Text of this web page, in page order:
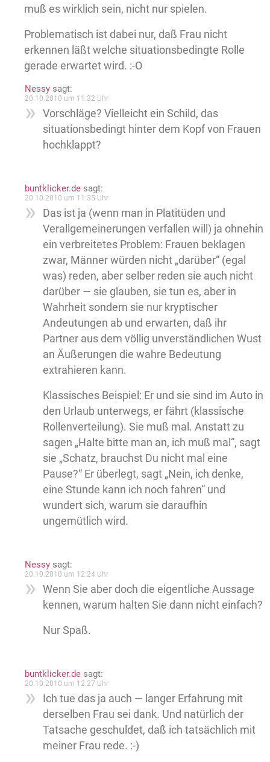
muß es wirklich sein, nicht nur spielen.
Problematisch ist dabei nur, daß Frau nicht
erkennen läßt welche situationsbedingte Rolle
gerade erwartet wird. :-O
Nessy sagt:
20.10.2010 um 11:32 Uhr
Vorschläge? Vielleicht ein Schild, das
situationsbedingt hinter dem Kopf von Frauen
hochklappt?
buntklicker.de sagt:
20.10.2010 um 11:35 Uhr
Das ist ja (wenn man in Platitüden und
Verallgemeinerungen verfallen will) ja ohnehin
ein verbreitetes Problem: Frauen beklagen
zwar, Männer würden nicht „darüber“ (egal
was) reden, aber selber reden sie auch nicht
darüber — sie glauben, sie tun es, aber in
Wahrheit sondern sie nur kryptischer
Andeutungen ab und erwarten, daß ihr
Partner aus dem völlig unverständlichen Wust
an Äußerungen die wahre Bedeutung
extrahieren kann.
Klassisches Beispiel: Er und sie sind im Auto in
den Urlaub unterwegs, er fährt (klassische
Rollenverteilung). Sie muß mal. Anstatt zu
sagen „Halte bitte man an, ich muß mal“, sagt
sie „Schatz, brauchst Du nicht mal eine
Pause?“ Er überlegt, sagt „Nein, ich denke,
eine Stunde kann ich noch fahren“ und
wundert sich, warum sie daraufhin
ungemütlich wird.
Nessy sagt:
20.10.2010 um 12:24 Uhr
Wenn Sie aber doch die eigentliche Aussage
kennen, warum halten Sie dann nicht einfach?
Nur Spaß.
buntklicker.de sagt:
20.10.2010 um 12:27 Uhr
Ich tue das ja auch — langer Erfahrung mit
derselben Frau sei dank. Und natürlich der
Tatsache geschuldet, daß ich tatsächlich mit
meiner Frau rede. :-)